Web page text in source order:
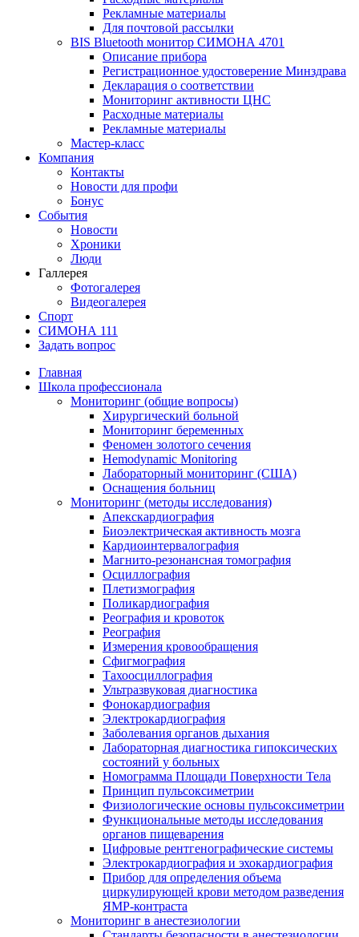
Рекламные материалы
Для почтовой рассылки
BIS Bluetooth монитор СИМОНА 4701
Описание прибора
Регистрационное удостоверение Минздрава
Декларация о соответствии
Мониторинг активности ЦНС
Расходные материалы
Рекламные материалы
Мастер-класс
Компания
Контакты
Новости для профи
Бонус
События
Новости
Хроники
Люди
Галлерея
Фотогалерея
Видеогалерея
Спорт
СИМОНА 111
Задать вопрос
Главная
Школа профессионала
Мониторинг (общие вопросы)
Хирургический больной
Мониторинг беременных
Феномен золотого сечения
Hemodynamic Monitoring
Лабораторный мониторинг (США)
Оснащения больниц
Мониторинг (методы исследования)
Апекскардиография
Биоэлектрическая активность мозга
Кардиоинтервалография
Магнито-резонансная томография
Осциллография
Плетизмография
Поликардиография
Реография и кровоток
Реография
Измерения кровообращения
Сфигмография
Тахоосциллография
Ультразвуковая диагностика
Фонокардиография
Электрокардиография
Заболевания органов дыхания
Лабораторная диагностика гипоксических
состояний у больных
Номограмма Площади Поверхности Тела
Принцип пульсоксиметрии
Физиологические основы пульсоксиметрии
Функциональные методы исследования
органов пищеварения
Цифровые рентгенографические системы
Электрокардиография и эхокардиография
Прибор для определения объема
циркулирующей крови методом разведения
ЯМР-контраста
Мониторинг в анестезиологии